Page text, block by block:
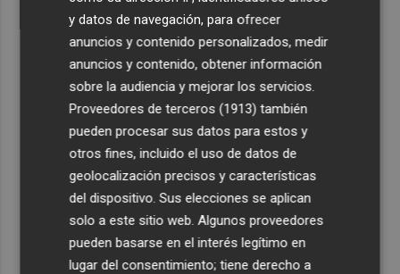
y datos de navegación, para ofrecer
anuncios y contenido personalizados, medir
anuncios y contenido, obtener información
sobre la audiencia y mejorar los servicios.
Proveedores de terceros (1913) también
pueden procesar sus datos para estos y
otros fines, incluido el uso de datos de
geolocalización precisos y características
del dispositivo. Sus elecciones se aplican
solo a este sitio web. Algunos proveedores
pueden basarse en el interés legítimo en
lugar del consentimiento; tiene derecho a